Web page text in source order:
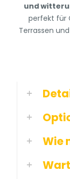
und
perfekt für
Terrassen
Wie